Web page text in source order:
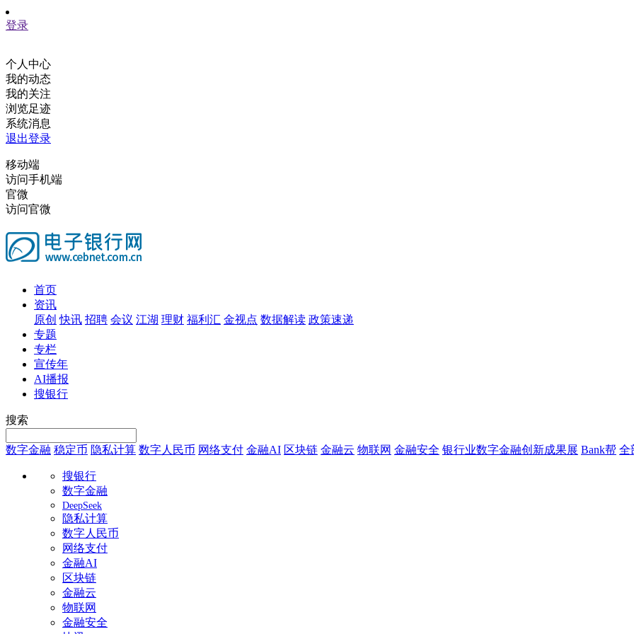
登录
个人中心
我的动态
我的关注
浏览足迹
系统消息
退出登录
移动端
访问手机端
官微
访问官微
首页
资讯
原创 快讯 招聘 会议 江湖 理财 福利汇 金视点 数据解读 政策速递
专题
专栏
宣传年
AI播报
搜银行
搜索
数字金融 稳定币 隐私计算 数字人民币 网络支付 金融AI 区块链 金融云 物联网 金融安全 银行业数字金融创新成果展 Bank帮 全
搜银行
数字金融
DeepSeek
隐私计算
数字人民币
网络支付
金融AI
区块链
金融云
物联网
金融安全